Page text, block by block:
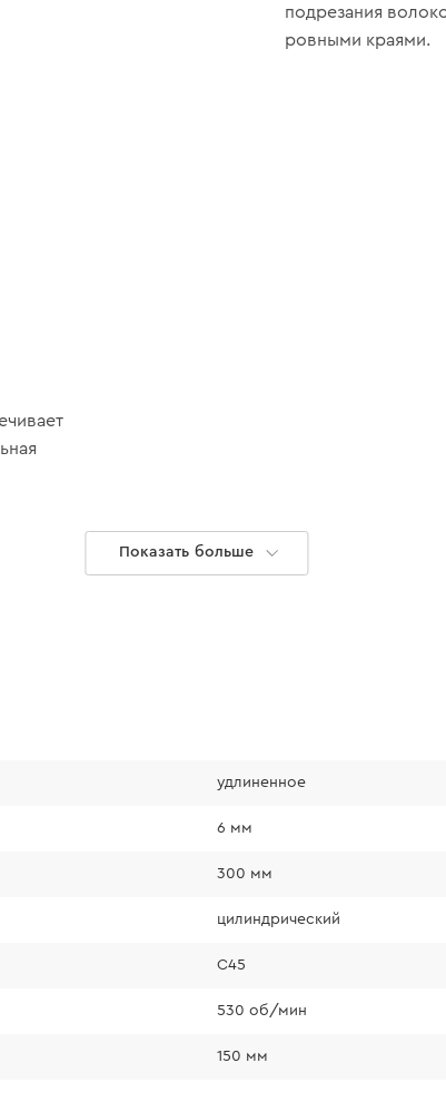
подрезания
ровными краями.
стружки во время
Показать больше
удлиненное
6 мм
300 мм
цилиндрический
С45
530 об/мин
150 мм